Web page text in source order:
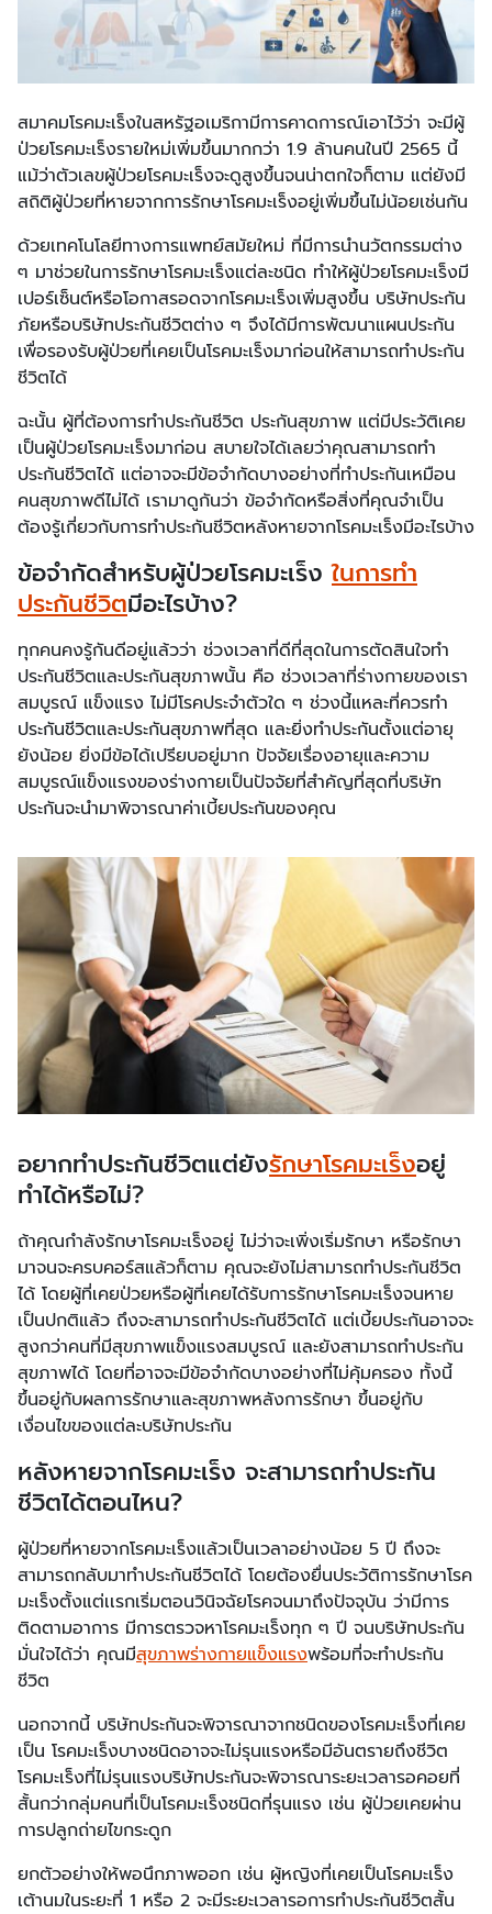
สมาคมโรคมะเร็งในสหรัฐอเมริกามีการคาดการณ์เอาไว้ว่า จะมีผู้
ป่วยโรคมะเร็งรายใหม่เพิ่มขึ้นมากกว่า 1.9 ล้านคนในปี 2565 นี้
แม้ว่าตัวเลขผู้ป่วยโรคมะเร็งจะดูสูงขึ้นจนน่าตกใจก็ตาม แต่ยังมี
สถิติผู้ป่วยที่หายจากการรักษาโรคมะเร็งอยู่เพิ่มขึ้นไม่น้อยเช่นกัน
ด้วยเทคโนโลยีทางการแพทย์สมัยใหม่ ที่มีการนำนวัตกรรมต่าง
ๆ มาช่วยในการรักษาโรคมะเร็งแต่ละชนิด ทำให้ผู้ป่วยโรคมะเร็งมี
เปอร์เซ็นต์หรือโอกาสรอดจากโรคมะเร็งเพิ่มสูงขึ้น บริษัทประกัน
ภัยหรือบริษัทประกันชีวิตต่าง ๆ จึงได้มีการพัฒนาแผนประกัน
เพื่อรองรับผู้ป่วยที่เคยเป็นโรคมะเร็งมาก่อนให้สามารถทำประกัน
ชีวิตได้
ฉะนั้น ผู้ที่ต้องการทำประกันชีวิต ประกันสุขภาพ แต่มีประวัติเคย
เป็นผู้ป่วยโรคมะเร็งมาก่อน สบายใจได้เลยว่าคุณสามารถทำ
ประกันชีวิตได้ แต่อาจจะมีข้อจำกัดบางอย่างที่ทำประกันเหมือน
คนสุขภาพดีไม่ได้ เรามาดูกันว่า ข้อจำกัดหรือสิ่งที่คุณจำเป็น
ต้องรู้เกี่ยวกับการทำประกันชีวิตหลังหายจากโรคมะเร็งมีอะไรบ้าง
ข้อจำกัดสำหรับผู้ป่วยโรคมะเร็งในการทำ
ประกันชีวิตมีอะไรบ้าง?
ทุกคนคงรู้กันดีอยู่แล้วว่า ช่วงเวลาที่ดีที่สุดในการตัดสินใจทำ
ประกันชีวิตและประกันสุขภาพนั้น คือ ช่วงเวลาที่ร่างกายของเรา
สมบูรณ์ แข็งแรง ไม่มีโรคประจำตัวใด ๆ ช่วงนี้แหละที่ควรทำ
ประกันชีวิตและประกันสุขภาพที่สุด และยิ่งทำประกันตั้งแต่อายุ
ยังน้อย ยิ่งมีข้อได้เปรียบอยู่มาก ปัจจัยเรื่องอายุและความ
สมบูรณ์แข็งแรงของร่างกายเป็นปัจจัยที่สำคัญที่สุดที่บริษัท
ประกันจะนำมาพิจารณาค่าเบี้ยประกันของคุณ
อยากทำประกันชีวิตแต่ยังรักษาโรคมะเร็งอยู่
ทำได้หรือไม่?
ถ้าคุณกำลังรักษาโรคมะเร็งอยู่ ไม่ว่าจะเพิ่งเริ่มรักษา หรือรักษา
มาจนจะครบคอร์สแล้วก็ตาม คุณจะยังไม่สามารถทำประกันชีวิต
ได้ โดยผู้ที่เคยป่วยหรือผู้ที่เคยได้รับการรักษาโรคมะเร็งจนหาย
เป็นปกติแล้ว ถึงจะสามารถทำประกันชีวิตได้ แต่เบี้ยประกันอาจจะ
สูงกว่าคนที่มีสุขภาพแข็งแรงสมบูรณ์ และยังสามารถทำประกัน
สุขภาพได้ โดยที่อาจจะมีข้อจำกัดบางอย่างที่ไม่คุ้มครอง ทั้งนี้
ขึ้นอยู่กับผลการรักษาและสุขภาพหลังการรักษา ขึ้นอยู่กับ
เงื่อนไขของแต่ละบริษัทประกัน
หลังหายจากโรคมะเร็ง จะสามารถทำประกัน
ชีวิตได้ตอนไหน?
ผู้ป่วยที่หายจากโรคมะเร็งแล้วเป็นเวลาอย่างน้อย 5 ปี ถึงจะ
สามารถกลับมาทำประกันชีวิตได้ โดยต้องยื่นประวัติการรักษาโรค
มะเร็งตั้งแต่เเรกเริ่มตอนวินิจฉัยโรคจนมาถึงปัจจุบัน ว่ามีการ
ติดตามอาการ มีการตรวจหาโรคมะเร็งทุก ๆ ปี จนบริษัทประกัน
มั่นใจได้ว่า คุณมีสุขภาพร่างกายแข็งแรงพร้อมที่จะทำประกัน
ชีวิต
นอกจากนี้ บริษัทประกันจะพิจารณาจากชนิดของโรคมะเร็งที่เคย
เป็น โรคมะเร็งบางชนิดอาจจะไม่รุนแรงหรือมีอันตรายถึงชีวิต
โรคมะเร็งที่ไม่รุนแรงบริษัทประกันจะพิจารณาระยะเวลารอคอยที่
สั้นกว่ากลุ่มคนที่เป็นโรคมะเร็งชนิดที่รุนแรง เช่น ผู้ป่วยเคยผ่าน
การปลูกถ่ายไขกระดูก
ยกตัวอย่างให้พอนึกภาพออก เช่น ผู้หญิงที่เคยเป็นโรคมะเร็ง
เต้านมในระยะที่ 1 หรือ 2 จะมีระยะเวลารอการทำประกันชีวิตสั้น